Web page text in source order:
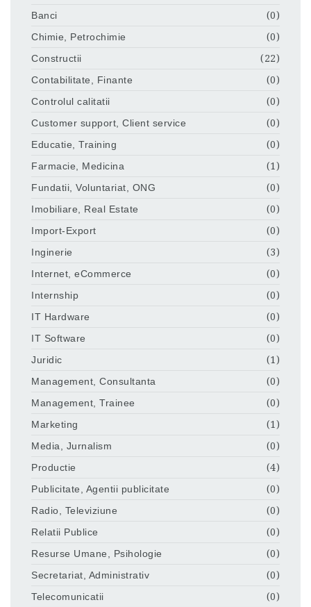
Banci
(0)
Chimie, Petrochimie
(0)
Constructii
(22)
Contabilitate, Finante
(0)
Controlul calitatii
(0)
Customer support, Client service
(0)
Educatie, Training
(0)
Farmacie, Medicina
(1)
Fundatii, Voluntariat, ONG
(0)
Imobiliare, Real Estate
(0)
Import-Export
(0)
Inginerie
(3)
Internet, eCommerce
(0)
Internship
(0)
IT Hardware
(0)
IT Software
(0)
Juridic
(1)
Management, Consultanta
(0)
Management, Trainee
(0)
Marketing
(1)
Media, Jurnalism
(0)
Productie
(4)
Publicitate, Agentii publicitate
(0)
Radio, Televiziune
(0)
Relatii Publice
(0)
Resurse Umane, Psihologie
(0)
Secretariat, Administrativ
(0)
Telecomunicatii
(0)